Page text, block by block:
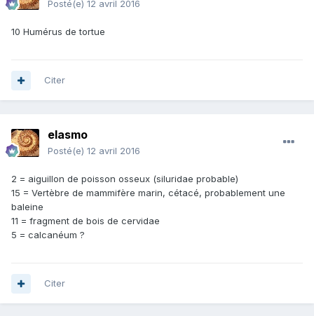
Posté(e) 12 avril 2016
10 Humérus de tortue
Citer
elasmo
Posté(e) 12 avril 2016
2 = aiguillon de poisson osseux (siluridae probable)
15 = Vertèbre de mammifère marin, cétacé, probablement une
baleine
11 = fragment de bois de cervidae
5 = calcanéum ?
Citer